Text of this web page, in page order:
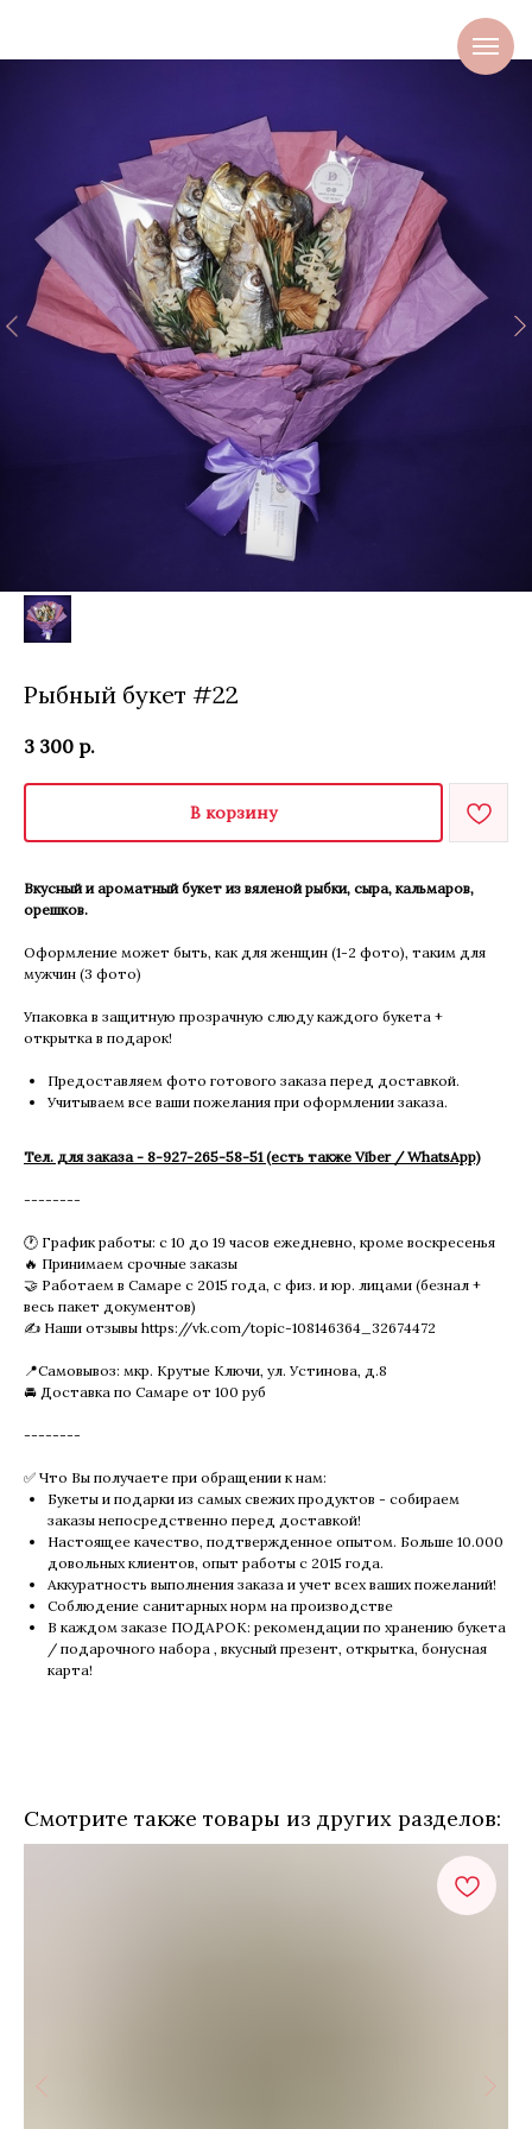
Рыбный букет #22
3 300 р.
В корзину
Вкусный и ароматный букет из вяленой рыбки, сыра, кальмаров,
орешков.
Оформление может быть, как для женщин (1-2 фото), таким для
мужчин (3 фото)
Упаковка в защитную прозрачную слюду каждого букета +
открытка в подарок!
Предоставляем фото готового заказа перед доставкой.
Учитываем все ваши пожелания при оформлении заказа.
Тел. для заказа - 8-927-265-58-51 (есть также Viber / WhatsApp)
--------
🕐 График работы: с 10 до 19 часов ежедневно, кроме воскресенья
🔥 Принимаем срочные заказы
🤝 Работаем в Самаре с 2015 года, с физ. и юр. лицами (безнал +
весь пакет документов)
✍️ Наши отзывы https://vk.com/topic-108146364_32674472
📍Самовывоз: мкр. Крутые Ключи, ул. Устинова, д.8
🚘 Доставка по Самаре от 100 руб
--------
✅ Что Вы получаете при обращении к нам:
Букеты и подарки из самых свежих продуктов - собираем
заказы непосредственно перед доставкой!
Настоящее качество, подтвержденное опытом. Больше 10.000
довольных клиентов, опыт работы с 2015 года.
Аккуратность выполнения заказа и учет всех ваших пожеланий!
Соблюдение санитарных норм на производстве
В каждом заказе ПОДАРОК: рекомендации по хранению букета
/ подарочного набора , вкусный презент, открытка, бонусная
карта!
Смотрите также товары из других разделов: